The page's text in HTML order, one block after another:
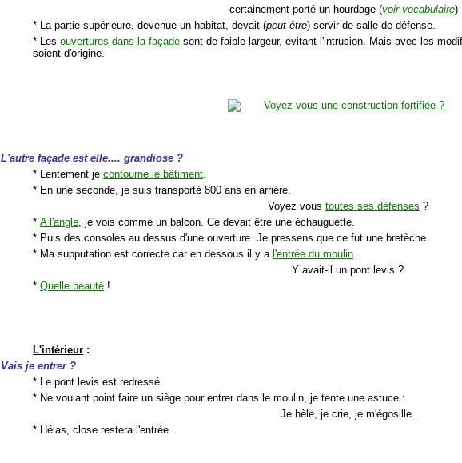
certainement porté un hourdage (voir vocabulaire)
* La partie supérieure, devenue un habitat, devait (peut être) servir de salle de défense.
* Lesouvertures dans la façade sont de faible largeur, évitant l'intrusion. Mais avec les
soient d'origine.
L'autre façade est elle.... grandiose ?
* Lentement jecontourne le bâtiment
* En une seconde, je suis transporté 800 ans en arrière.
Voyez vous toutes ses défenses ?
*A l'angle , je vois comme un balcon. Ce devait être une échauguette.
* Puis des consoles au dessus d'une ouverture. Je pressens que ce fut une bretèche.
* Ma supputation est correcte car en dessous il y a l'entrée du moulin
Y avait-il un pont levis ?
*Quelle beauté !
L'intérieur :
Vais je entrer ?
* Le pont levis est redressé.
* Ne voulant point faire un siège pour entrer dans le moulin, je tente une astuce :
Je hèle, je crie, je m'égosille.
* Hélas, close restera l'entrée.